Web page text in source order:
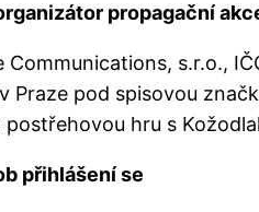
propagační
s.r.o.,
Praze pod spisovou
hru s
přihlášení se